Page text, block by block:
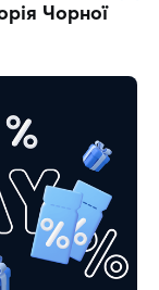
Чорної